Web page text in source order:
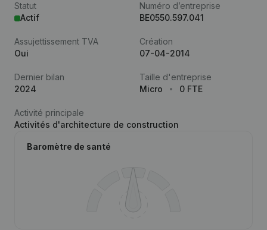
Statut
Actif
Numéro d’entreprise
BE0550.597.041
Assujettissement TVA
Oui
Création
07-04-2014
Dernier bilan
2024
Taille d'entreprise
Micro
0 FTE
Activité principale
Activités d'architecture de construction
Baromètre de santé